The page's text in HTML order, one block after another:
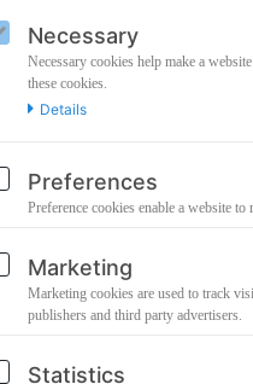
Necessary
Necessary cookies help make a
these cookies.
Details
Preferences
Preference cookies enable a website
Marketing
Marketing cookies are used to track
publishers and third party advertisers.
Statistics